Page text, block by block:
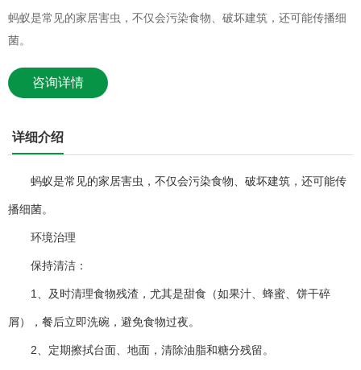
蚂蚁是常见的家居害虫，不仅会污染食物、破坏建筑，还可能传播细
菌。
咨询详情
详细介绍
蚂蚁是常见的家居害虫，不仅会污染食物、破坏建筑，还可能传
播细菌。
环境治理
保持清洁：
1、及时清理食物残渣，尤其是甜食（如果汁、蜂蜜、饼干碎
屑），餐后立即洗碗，避免食物过夜。
2、定期擦拭台面、地面，清除油脂和糖分残留。